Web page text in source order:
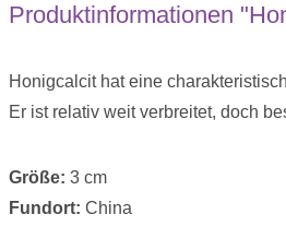
Produktinformationen
Honigcalcit hat eine
Er ist relativ weit verbreitet, doch
Größe: 3 cm
Fundort: China